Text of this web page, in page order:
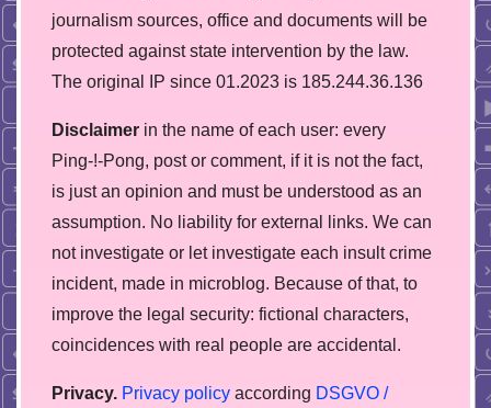
journalism sources, office and documents will be
protected against state intervention by the law.
The original IP since 01.2023 is 185.244.36.136
Disclaimer in the name of each user: every
Ping-!-Pong, post or comment, if it is not the fact,
is just an opinion and must be understood as an
assumption. No liability for external links. We can
not investigate or let investigate each insult crime
incident, made in microblog. Because of that, to
improve the legal security: fictional characters,
coincidences with real people are accidental.
Privacy. Privacy policy according DSGVO /